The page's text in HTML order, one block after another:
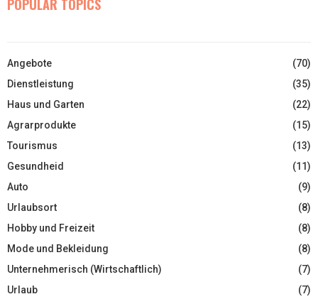
POPULAR TOPICS
Angebote
(70)
Dienstleistung
(35)
Haus und Garten
(22)
Agrarprodukte
(15)
Tourismus
(13)
Gesundheid
(11)
Auto
(9)
Urlaubsort
(8)
Hobby und Freizeit
(8)
Mode und Bekleidung
(8)
Unternehmerisch (Wirtschaftlich)
(7)
Urlaub
(7)